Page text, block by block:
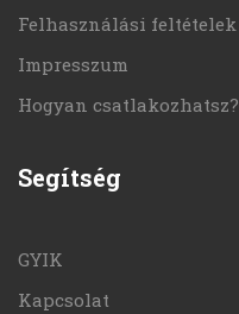
Felhasználási feltételek
Impresszum
Hogyan csatlakozhatsz?
Segítség
GYIK
Kapcsolat